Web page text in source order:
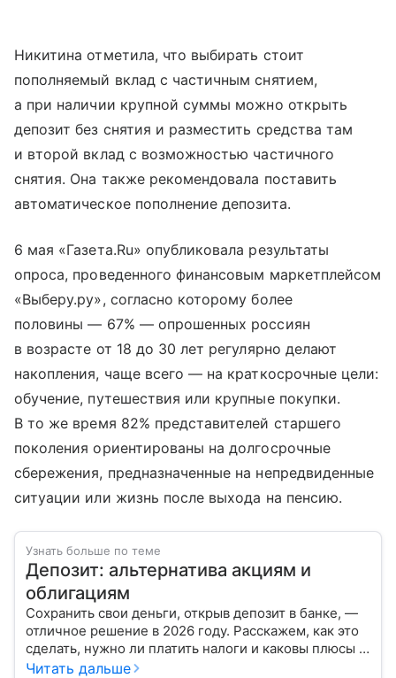
Никитина отметила, что выбирать стоит
пополняемый вклад с частичным снятием,
а при наличии крупной суммы можно открыть
депозит без снятия и разместить средства там
и второй вклад с возможностью частичного
снятия. Она также рекомендовала поставить
автоматическое пополнение депозита.
6 мая «Газета.Ru» опубликовала результаты
опроса, проведенного финансовым маркетплейсом
«Выберу.ру», согласно которому более
половины — 67% — опрошенных россиян
в возрасте от 18 до 30 лет регулярно делают
накопления, чаще всего — на краткосрочные цели:
обучение, путешествия или крупные покупки.
В то же время 82% представителей старшего
поколения ориентированы на долгосрочные
сбережения, предназначенные на непредвиденные
ситуации или жизнь после выхода на пенсию.
Узнать больше по теме
Депозит: альтернатива акциям и
облигациям
Сохранить свои деньги, открыв депозит в банке, —
отличное решение в 2026 году. Расскажем, как это
сделать, нужно ли платить налоги и каковы плюсы и
минусы такой сделки.
Читать дальше